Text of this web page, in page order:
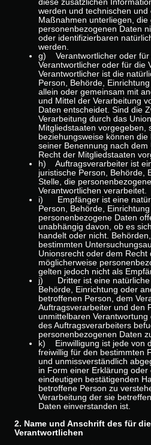
diese zusätzlichen
werden und technischen und
Maßnahmen unterliegen,
personenbezogenen Daten
oder identifizierbaren
werden.
g) Verantwortlicher oder für
Verantwortlicher oder für die
Verantwortlicher ist die
Person, Behörde,
allein oder gemeinsam mit
und Mittel der Verarbeitung
Daten entscheidet. Sind die
Verarbeitung durch das
Mitgliedstaaten vorgegeben,
beziehungsweise können
seiner Benennung nach
Recht der Mitgliedstaaten
h) Auftragsverarbeiter ist
juristische Person, Behörde,
Stelle, die
Verantwortlichen verarbeitet.
i) Empfänger ist eine
Person, Behörde,
personenbezogene Daten
unabhängig davon, ob es
handelt oder nicht.
bestimmten
Unionsrecht oder dem Recht
möglicherweise
gelten jedoch nicht als
j) Dritter ist eine natürliche
Behörde, Einrichtung oder
betroffenen Person, dem
Auftragsverarbeiter und den
unmittelbaren
des Auftragsverarbeiters
personenbezogenen Daten
k) Einwilligung ist jede von
freiwillig für den bestimmten
und unmissverständlich
in Form einer Erklärung oder
eindeutigen bestätigenden
betroffene Person zu
Verarbeitung der sie
Daten einverstanden ist.
2. Name und Anschrift des für
Verantwortlichen